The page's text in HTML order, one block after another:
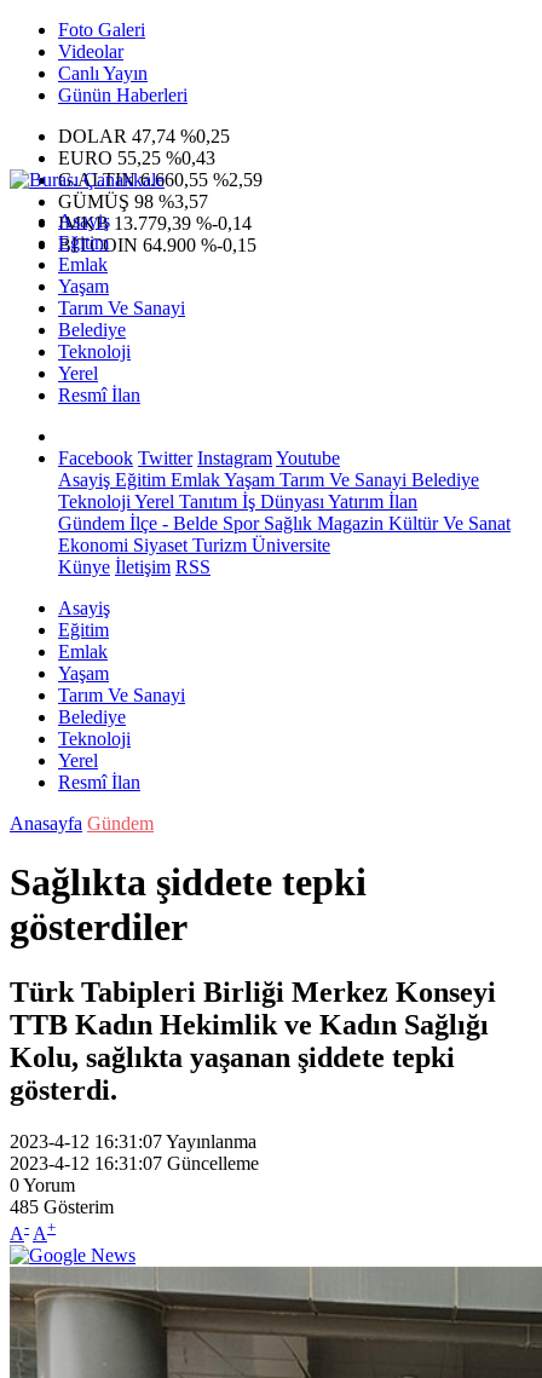
Foto Galeri
Videolar
Canlı Yayın
Günün Haberleri
DOLAR 47,74 %0,25
EURO 55,25 %0,43
G.ALTIN6.660,55 %2,59
GÜMÜŞ 98 %3,57
IMKB 13.779,39 %-0,14
BITCOIN 64.900 %-0,15
Asayiş
Eğitim
Emlak
Yaşam
Tarım Ve Sanayi
Belediye
Teknoloji
Yerel
Resmî İlan
Facebook Twitter InstagramYoutube
Asayiş Eğitim EmlakYaşam Tarım Ve Sanayi Belediye
Teknoloji Yerel Tanıtım İş Dünyası Yatırım İlan
Gündem İlçe - Belde SporSağlık Magazin Kültür Ve Sanat
Ekonomi Siyaset Turizm Üniversite
Künye İletişim RSS
Asayiş
Eğitim
Emlak
Yaşam
Tarım Ve Sanayi
Belediye
Teknoloji
Yerel
Resmî İlan
Anasayfa Gündem
Sağlıkta şiddete tepki
gösterdiler
Türk Tabipleri Birliği Merkez Konseyi
TTB Kadın Hekimlik ve Kadın Sağlığı
Kolu, sağlıkta yaşanan şiddete tepki
gösterdi.
2023-4-12 16:31:07Yayınlanma
2023-4-12 16:31:07 Güncelleme
0Yorum
485 Gösterim
A- A+